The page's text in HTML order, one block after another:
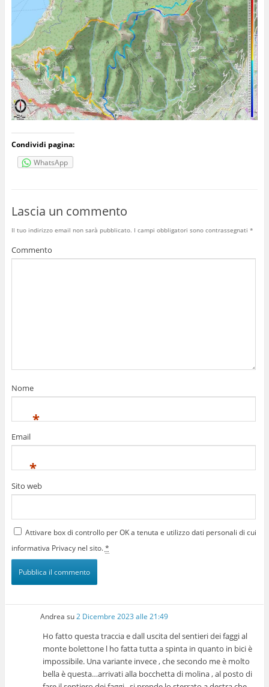
Condividi pagina:
WhatsApp
Lascia un commento
Il tuo indirizzo email non sarà pubblicato. I campi obbligatori sono contrassegnati *
Commento
Nome
*
Email
*
Sito web
Attivare box di controllo per OK a tenuta e utilizzo dati personali di cui
informativa Privacy nel sito.*
Andrea su2 Dicembre 2023 alle 21:49
Ho fatto questa traccia e dall uscita del sentieri dei faggi al
monte bolettone l ho fatta tutta a spinta in quanto in bici è
impossibile. Una variante invece , che secondo me è molto
bella è questa…arrivati alla bocchetta di molina , al posto di